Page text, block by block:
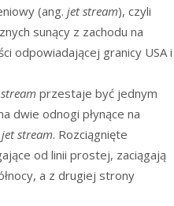
(ang. jet stream), czyli
sunący z zachodu na
odpowiadającej granicy USA i
przestaje być jednym
dwie odnogi płynące na
jet stream. Rozciągnięte
od linii prostej, zaciągają
a z drugiej strony